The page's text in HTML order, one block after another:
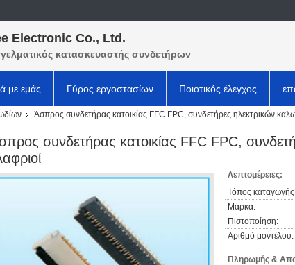
Electronic Co., Ltd.
κατασκευαστής συνδετήρων
με εμάς Γύρος εργοστασίων Ποιοτικός έλεγχος
Άσπρος συνδετήρας κατοικίας FFC FPC, συνδετήρες ηλεκτρικών
συνδετήρας κατοικίας FFC FPC,
Λεπτομέρειες:
Τόπος
Μάρκα:
Πιστοποίηση:
Αριθμό μοντέλου:
Πληρωμής &